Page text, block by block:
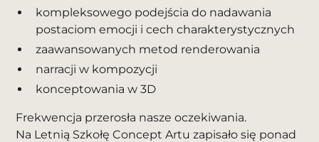
kompleksowego podejścia do nadawania
postaciom emocji i cech charakterystycznych
zaawansowanych metod renderowania
narracji w kompozycji
konceptowania w 3D
Frekwencja przerosła nasze oczekiwania.
Na Letnią Szkołę Concept Artu zapisało się ponad